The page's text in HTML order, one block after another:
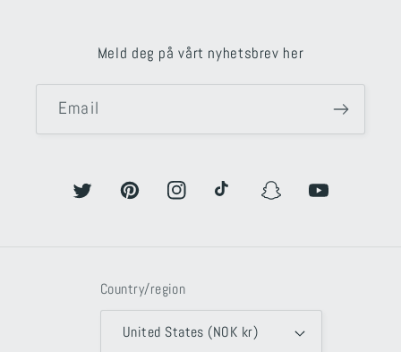
Meld deg på vårt nyhetsbrev her
Email
Twitter PinterestInstagramTikTok SnapchatYouTube
Country/region
United States (NOK kr)